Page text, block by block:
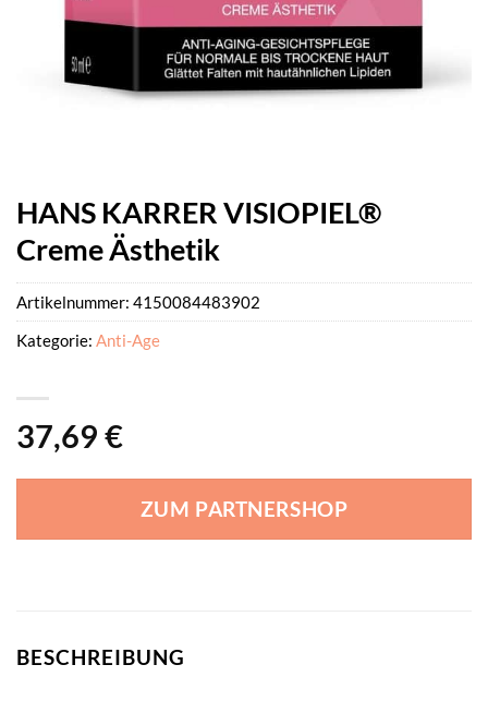
HANS KARRER VISIOPIEL®
Creme Ästhetik
37,69 €
ZUM PARTNERSHOP
Artikelnummer: 4150084483902
Kategorie: Anti-Age
BESCHREIBUNG